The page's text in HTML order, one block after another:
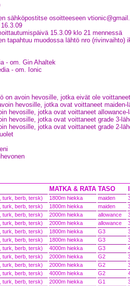
sähköpostitse osoitteeseen
15.3.09 klo 21 mennessä
tapahtuu muodossa lähtö nro (rivinvaihto)
- om. Gin Ahaltek
- om. Ionic
on avoin hevosille, jotka eivät ole
hevosille, jotka ovat voittaneet maiden-
hevosille, jotka ovat voittaneet
hevosille, jotka ovat voittaneet grade 3-
hevosille, jotka ovat voittaneet grade 2-
MATKA & RATA TASO
turk, berb, tersk) 1800m hiekka maiden
turk, berb, tersk) 1800m hiekka maiden
turk, berb, tersk) 2000m hiekka allowance
turk, berb, tersk) 2000m hiekka allowance
turk, berb, tersk) 1800m hiekka G3
turk, berb, tersk) 1800m hiekka G3
turk, berb, tersk) 4000m hiekka G3
turk, berb, tersk) 2000m hiekka G2
turk, berb, tersk) 2000m hiekka G2
turk, berb, tersk) 4000m hiekka G2
turk, berb, tersk) 2000m hiekka G1